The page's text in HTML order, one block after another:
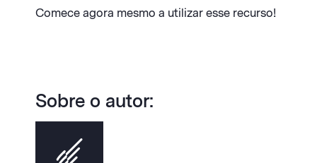
Comece agora mesmo a utilizar esse recurso!
Sobre o autor: